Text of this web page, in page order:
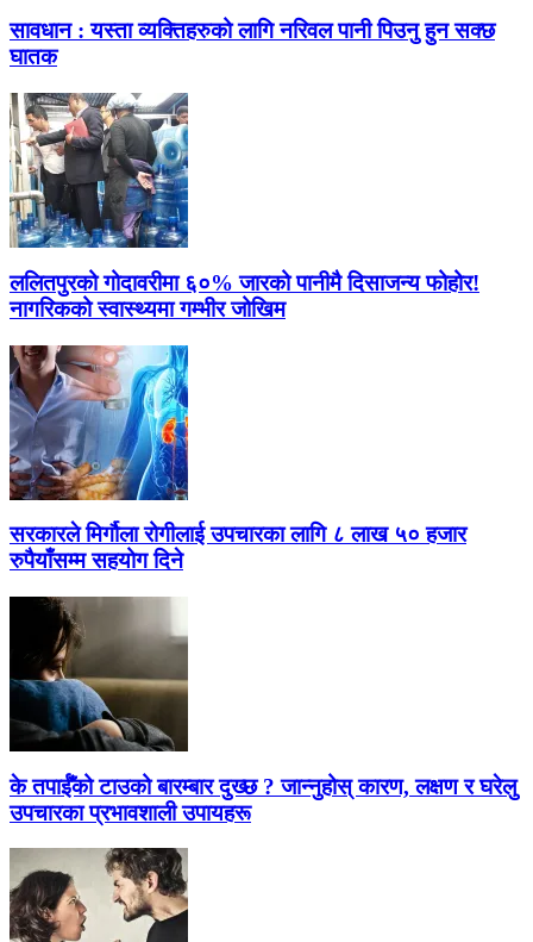
सावधान : यस्ता व्यक्तिहरुको लागि नरिवल पानी पिउनु हुन सक्छ
घातक
ललितपुरको गोदावरीमा ६०% जारको पानीमै दिसाजन्य फोहोर!
नागरिकको स्वास्थ्यमा गम्भीर जोखिम
सरकारले मिर्गौला रोगीलाई उपचारका लागि ८ लाख ५० हजार
रुपैयाँसम्म सहयोग दिने
के तपाईँको टाउको बारम्बार दुख्छ ? जान्नुहोस् कारण, लक्षण र घरेलु
उपचारका प्रभावशाली उपायहरू